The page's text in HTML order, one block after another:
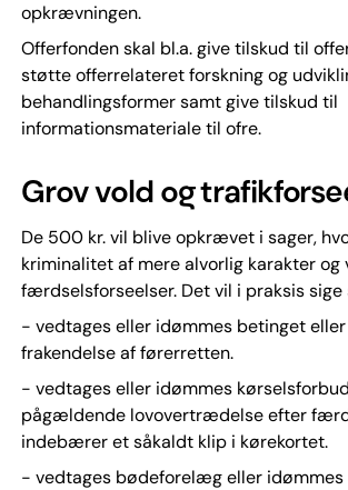
opkrævningen.
Offerfonden skal bl.a. give tilskud til
støtte offerrelateret forskning og
behandlingsformer samt give tilskud til
informationsmateriale til ofre.
Grov vold og
De 500 kr. vil blive opkrævet i sager,
kriminalitet af mere alvorlig karakter og
færdselsforseelser. Det vil i praksis sige
- vedtages eller idømmes betinget
frakendelse af førerretten.
- vedtages eller idømmes
pågældende lovovertrædelse efter
indebærer et såkaldt klip i kørekortet.
- vedtages bødeforelæg eller idømmes